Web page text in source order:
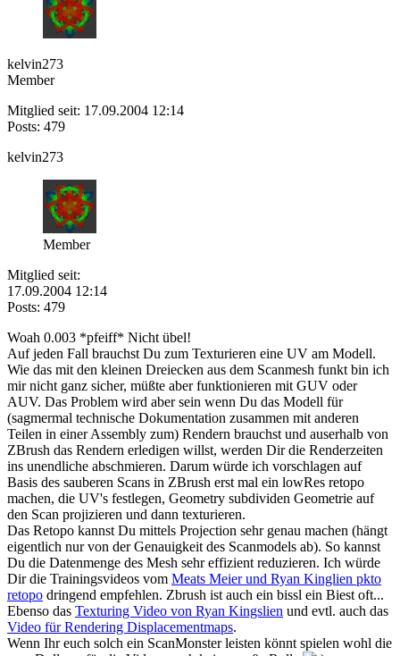
kelvin273
Member
Mitglied seit: 17.09.2004 12:14
Posts: 479
kelvin273
Member
Mitglied seit:
17.09.2004 12:14
Posts: 479
Woah 0.003 *pfeiff* Nicht übel!
Auf jeden Fall brauchst Du zum Texturieren eine UV am Modell.
Wie das mit den kleinen Dreiecken aus dem Scanmesh funkt bin ich
mir nicht ganz sicher, müßte aber funktionieren mit GUV oder
AUV. Das Problem wird aber sein wenn Du das Modell für
(sagmermal technische Dokumentation zusammen mit anderen
Teilen in einer Assembly zum) Rendern brauchst und auserhalb von
ZBrush das Rendern erledigen willst, werden Dir die Renderzeiten
ins unendliche abschmieren. Darum würde ich vorschlagen auf
Basis des sauberen Scans in ZBrush erst mal ein lowRes retopo
machen, die UV's festlegen, Geometry subdividen Geometrie auf
den Scan projizieren und dann texturieren.
Das Retopo kannst Du mittels Projection sehr genau machen (hängt
eigentlich nur von der Genauigkeit des Scanmodels ab). So kannst
Du die Datenmenge des Mesh sehr effizient reduzieren. Ich würde
Dir die Trainingsvideos vom Meats Meier und Ryan Kinglien pkto
retopo dringend empfehlen. Zbrush ist auch ein bissl ein Biest oft...
Ebenso das Texturing Video von Ryan Kingslien und evtl. auch das
Video für Rendering Displacementmaps.
Wenn Ihr euch solch ein ScanMonster leisten könnt spielen wohl die